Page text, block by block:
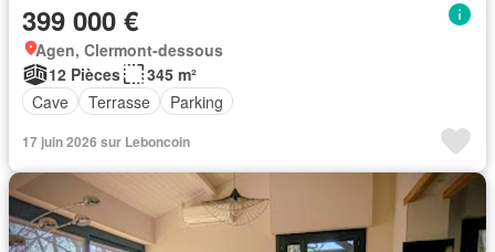
399 000 €
Agen, Clermont-dessous
12 Pièces
345 m²
Cave
Terrasse Parking
17 juin 2026 sur Leboncoin